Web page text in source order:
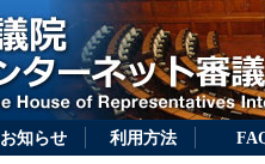
お知らせ 利用方法